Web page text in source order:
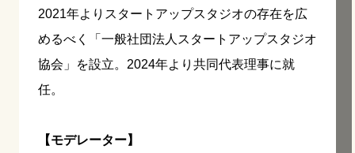
2021年よりスタートアップスタジオの存在を広
めるべく「一般社団法人スタートアップスタジオ
協会」を設立。2024年より共同代表理事に就
任。
【モデレーター】